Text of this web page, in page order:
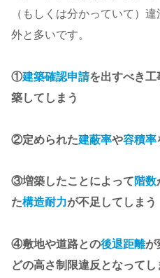
（もしくは分かっていて）
外と多いです。
①建築確認申請を出すべき工
築してしまう
②定められた建蔽率や容積率
③増築したことによって階数
た構造耐力が不足してしまう
④敷地や道路との後退距離が
どの高さ制限違反となってし